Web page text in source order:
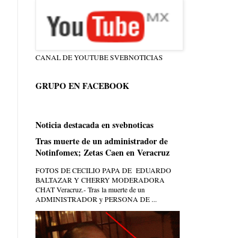
CANAL DE YOUTUBE SVEBNOTICIAS
GRUPO EN FACEBOOK
Noticia destacada en svebnoticas
Tras muerte de un administrador de
Notinfomex; Zetas Caen en Veracruz
FOTOS DE CECILIO PAPA DE EDUARDO
BALTAZAR Y CHERRY MODERADORA
CHAT Veracruz.- Tras la muerte de un
ADMINISTRADOR y PERSONA DE ...